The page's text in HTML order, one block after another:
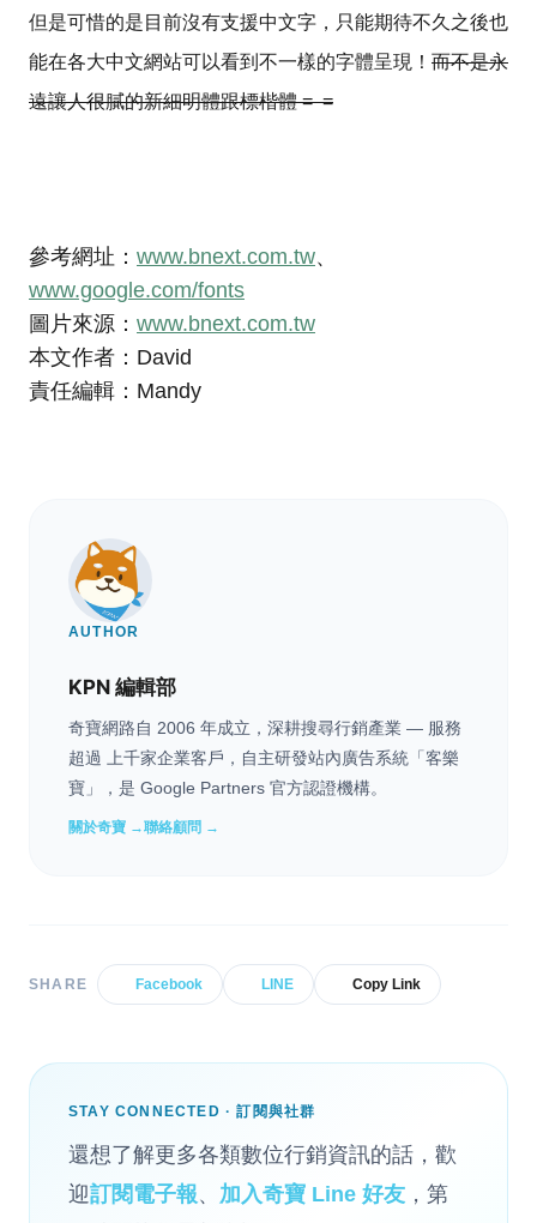
但是可惜的是目前沒有支援中文字，只能期待不久之後也
能在各大中文網站可以看到不一樣的字體呈現！ 而不是永
遠讓人很膩的新細明體跟標楷體 = =
參考網址： www.bnext.com.tw、
www.google.com/fonts
圖片來源： www.bnext.com.tw
本文作者：David
責任編輯：Mandy
AUTHOR
KPN 編輯部
奇寶網路自 2006 年成立，深耕搜尋行銷產業 — 服務
超過 上千家企業客戶，自主研發站內廣告系統「客樂
寶」，是 Google Partners 官方認證機構。
關於奇寶 →聯絡顧問 →
SHARE Facebook LINE Copy Link
STAY CONNECTED · 訂閱與社群
還想了解更多各類數位行銷資訊的話，歡
迎訂閱電子報、 加入奇寶 Line 好友 ，第